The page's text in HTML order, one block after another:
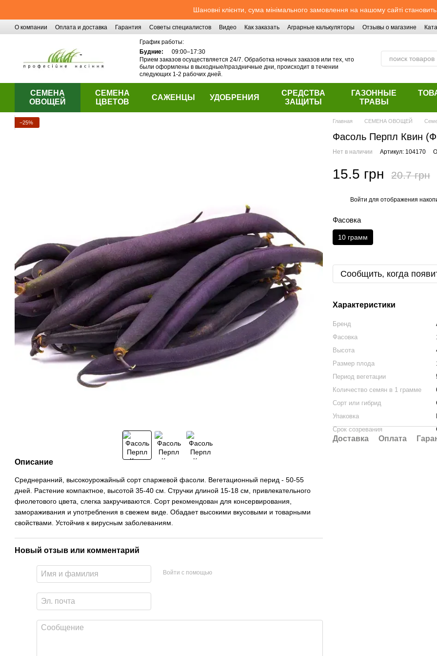
Шановні клієнти, сума мінімального замовлення на нашому сайті
О компании Оплата и доставка Гарантия Советы специалистов Видео Как заказать Аграрные калькуляторы Отзывы о магазине
График работы:
Будние:
09:00–17:30
Прием заказов осуществляется 24/7. Обработка ночных заказов или тех, что
были оформлены в выходные/праздничные дни, происходит в течении
следующих 1-2 рабочих дней.
СЕМЕНА
ОВОЩЕЙ
СЕМЕНА
ЦВЕТОВ
САЖЕНЦЫ УДОБРЕНИЯ
СРЕДСТВА
ЗАЩИТЫ
ГАЗОННЫЕ
ТРАВЫ
−25%
Описание
Среднеранний, высокоурожайный сорт спаржевой фасоли. Вегетационный перид - 50-55
дней. Растение компактное, высотой 35-40 см. Стручки длиной 15-18 см, привлекательного
фиолетового цвета, слегка закручиваются. Сорт рекомендован для консервирования,
замораживания и употребления в свежем виде. Обадает высокими вкусовыми и товарными
свойствами. Устойчив к вирусным заболеваниям.
Новый отзыв или комментарий
Войти с помощью
Главная СЕМЕНА ОВОЩЕЙ
Фасоль Перпл Квин
Нет в наличии Артикул: 104170
15.5 грн 20.7 грн
Войти для отображения
Фасовка
10 грамм
Сообщить, когда
Характеристики
Бренд
Фасовка
Высота
Размер плода
Период вегетации
Количество семян в 1 грамме
Сорт или гибрид
Упаковка
Срок созревания
Доставка Оплата